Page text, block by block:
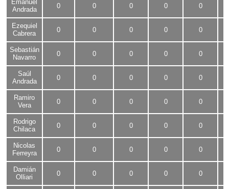
Emanuel
Andrada
0 0 0 0 0
Ezequiel
Cabrera
0 0 0 0 0
Sebastián
Navarro
0 0 0 0 0
Saúl
Andrada
0 0 0 0 0
Ramiro
Vera
0 0 0 0 0
Rodrigo
Chilaca
0 0 0 0 0
Nicolas
Ferreyra
0 0 0 0 0
Damián
Olliari
0 0 0 0 0